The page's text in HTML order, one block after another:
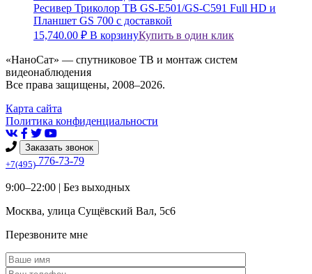
Ресивер Триколор ТВ GS-E501/GS-C591 Full HD и
Планшет GS 700 с доставкой
15,740.00 ₽ В корзинуКупить в один клик
«НаноСат» — спутниковое ТВ и монтаж систем
видеонаблюдения
Все права защищены, 2008–2026.
Карта сайта
Политика конфиденциальности
Заказать звонок
+7(495) 776-73-79
9:00–22:00 | Без выходных
Москва, улица Сущёвский Вал, 5с6
Перезвоните мне